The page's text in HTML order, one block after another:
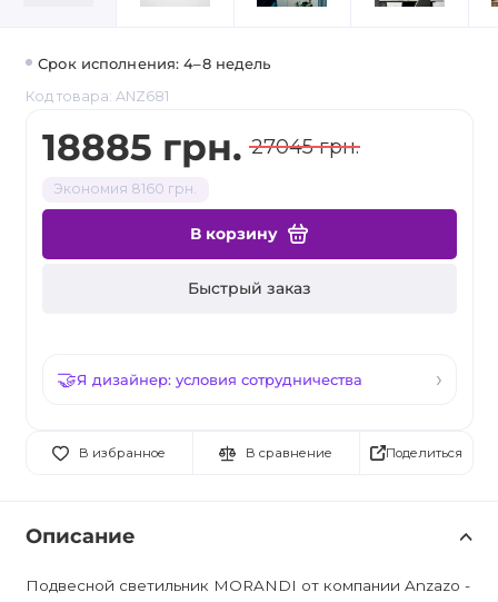
Срок исполнения: 4–8 недель
Код товара: ANZ681
18885 грн. 27045 грн.
Экономия 8160 грн.
В корзину
Быстрый заказ
Я дизайнер: условия сотрудничества
В избранное В сравнение Поделиться
Описание
Подвесной светильник MORANDI от компании Anzazo -